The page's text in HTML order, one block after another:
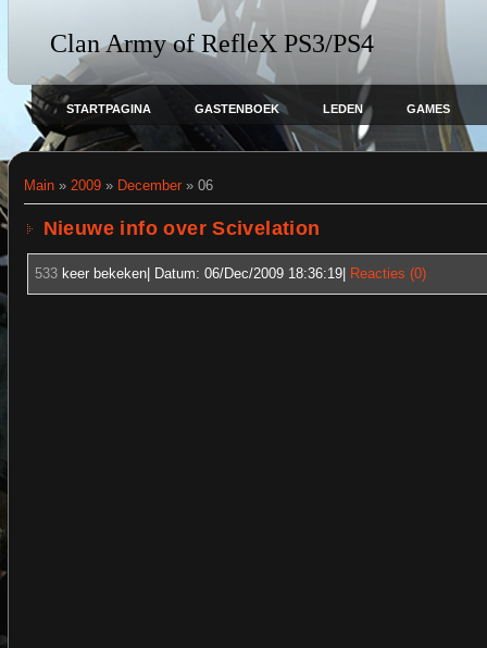
Clan Army of RefleX PS3/PS4
STARTPAGINA GASTENBOEK LEDEN GAMES
Main» 2009 » December » 06
Nieuwe info over Scivelation
533 keer bekeken| Datum: 06/Dec/2009 18:36:19| Reacties (0)